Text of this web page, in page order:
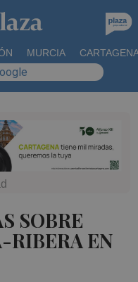
MURCIA
SOBRE
EN